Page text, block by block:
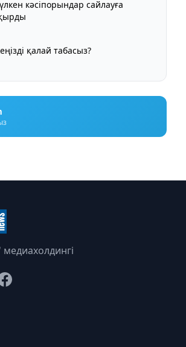
кәсіпорындар сайлауға
қалай табасыз?